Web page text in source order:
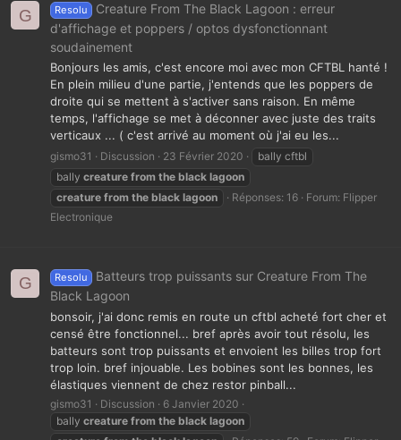
G Resolu
Creature From The Black Lagoon : erreur
d'affichage et poppers / optos dysfonctionnant
soudainement
Bonjours les amis, c'est encore moi avec mon CFTBL hanté !
En plein milieu d'une partie, j'entends que les poppers de
droite qui se mettent à s'activer sans raison. En même
temps, l'affichage se met à déconner avec juste des traits
verticaux ... ( c'est arrivé au moment où j'ai eu les...
gismo31 Discussion 23 Février 2020
bally cftbl
bally creature from the black lagoon
creature from the black lagoon Réponses: 16 Forum: Flipper
Electronique
G Resolu
Batteurs trop puissants sur Creature From The
Black Lagoon
bonsoir, j'ai donc remis en route un cftbl acheté fort cher et
censé être fonctionnel... bref après avoir tout résolu, les
batteurs sont trop puissants et envoient les billes trop fort
trop loin. bref injouable. Les bobines sont les bonnes, les
élastiques viennent de chez restor pinball...
gismo31 Discussion
6 Janvier 2020
bally creature from the black lagoon